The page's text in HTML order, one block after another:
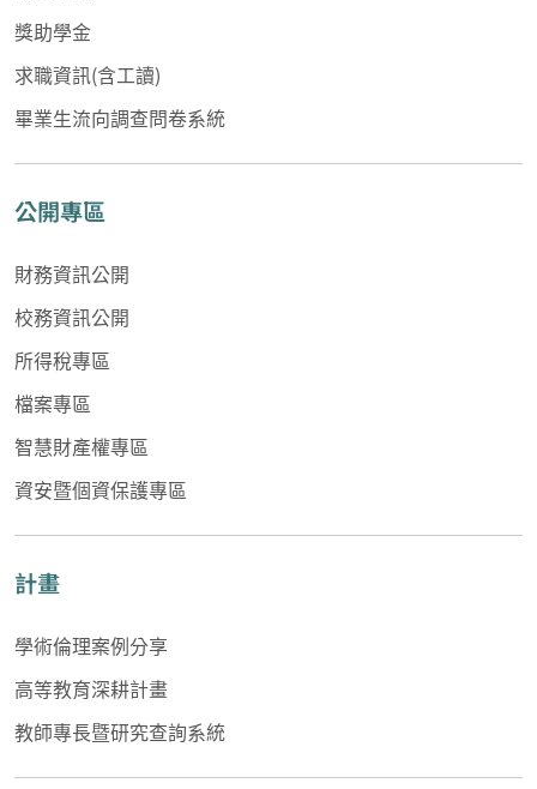
獎助學金
求職資訊(含工讀)
畢業生流向調查問卷系統
公開專區
財務資訊公開
校務資訊公開
所得稅專區
檔案專區
智慧財產權專區
資安暨個資保護專區
計畫
學術倫理案例分享
高等教育深耕計畫
教師專長暨研究查詢系統